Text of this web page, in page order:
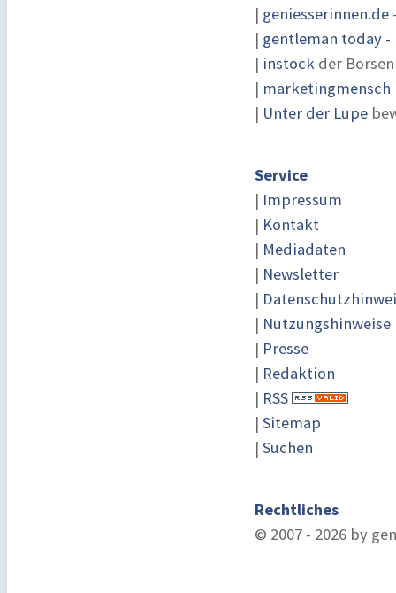
| geniesserinnen.de
| gentleman today -
| instock der
|
| Unter der Lupe
Service
| Impressum
| Kontakt
| Mediadaten
| Newsletter
|
| Nutzungshinweise
| Presse
| Redaktion
| RSS
| Sitemap
| Suchen
Rechtliches
© 2007 - 2026 by